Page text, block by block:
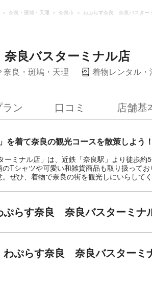
奈良・斑鳩・天理 奈良市 わぷらす奈良 奈良バスター
良バスターミナル店
奈良・斑鳩・天理 着物レンタル
ン 口コミ 店舗基
を着て奈良の観光コースを散策しよう！
ーミナル店」は、近鉄「奈良駅」より徒歩
Tシャツや可愛い和雑貨商品も取り扱って
ぜひ、着物で奈良の街を観光しにいらしてく
ぷらす奈良 奈良バスターミナ
わぷらす奈良 奈良バスターミ